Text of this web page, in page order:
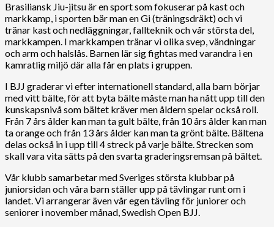
Brasiliansk Jiu-jitsu är en sport som fokuserar på kast och
markkamp, i sporten bär man en Gi (träningsdräkt) och vi
tränar kast och nedläggningar, fallteknik och vår största del,
markkampen. I markkampen tränar vi olika svep, vändningar
och arm och halslås. Barnen lär sig fightas med varandra i en
kamratlig miljö där alla får en plats i gruppen.
I BJJ graderar vi efter internationell standard, alla barn börjar
med vitt bälte, för att byta bälte måste man ha nått upp till den
kunskapsnivå som bältet kräver men åldern spelar också roll.
Från 7 års ålder kan man ta gult bälte, från 10 års ålder kan man
ta orange och från 13 års ålder kan man ta grönt bälte. Bältena
delas också in i upp till 4 streck på varje bälte. Strecken som
skall vara vita sätts på den svarta graderingsremsan på bältet.
Vår klubb samarbetar med Sveriges största klubbar på
juniorsidan och våra barn ställer upp på tävlingar runt om i
landet. Vi arrangerar även vår egen tävling för juniorer och
seniorer i november månad, Swedish Open BJJ.